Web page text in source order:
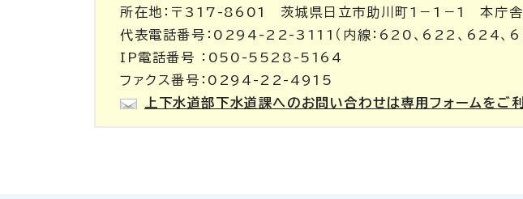
所在地：〒317-8601 茨城県日立市助川町1－1－1 本庁
代表電話番号：0294-22-3111（内線：620、622、624、
IP電話番号 ：050-5528-5164
ファクス番号：0294-22-4915
上下水道部下水道課へのお問い合わせは専用フォームをご利